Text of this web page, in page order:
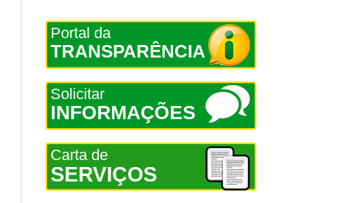
Portal da
TRANSPARÊNCIA
Solicitar
INFORMAÇÕES
Carta de
SERVIÇOS